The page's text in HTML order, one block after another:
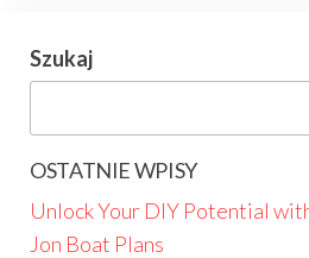
Szukaj
OSTATNIE WPISY
Unlock Your DIY Potential
Jon Boat Plans